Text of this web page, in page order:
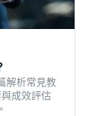
解析常見教
成效評估